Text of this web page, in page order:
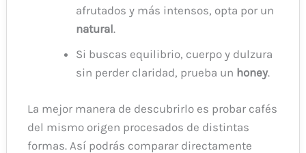
afrutados y más intensos, opta por un
natural.
Si buscas equilibrio, cuerpo y dulzura
sin perder claridad, prueba un honey.
La mejor manera de descubrirlo es probar cafés
del mismo origen procesados de distintas
formas. Así podrás comparar directamente